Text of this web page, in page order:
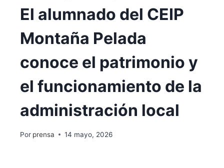
El alumnado del CEIP
Montaña Pelada
conoce el patrimonio y
el funcionamiento de la
administración local
Por prensa 14 mayo, 2026